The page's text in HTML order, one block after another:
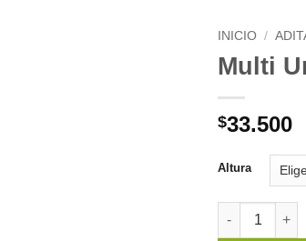
INICIO /
Multi
$33.500
Altura
Multi Unit